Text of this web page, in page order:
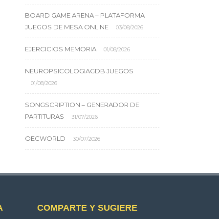
BOARD GAME ARENA – PLATAFORMA
JUEGOS DE MESA ONLINE
03/08/2026
EJERCICIOS MEMORIA 01/08/2026
NEUROPSICOLOGIAGDB JUEGOS
01/08/2026
SONGSCRIPTION – GENERADOR DE
PARTITURAS
31/07/2026
OECWORLD 30/07/2026
COMPARTE Y SUGIERE